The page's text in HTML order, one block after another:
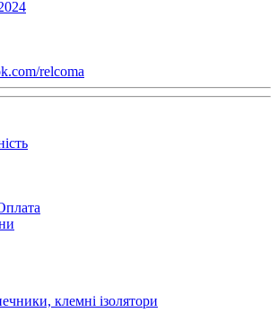
relcoma
клемні ізолятори